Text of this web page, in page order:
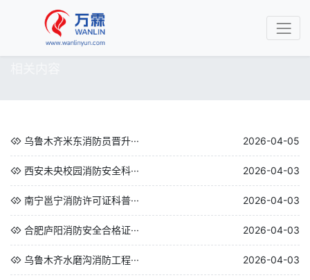
乌鲁木齐米东消防员晋升··· 2026-04-05
西安未央校园消防安全科··· 2026-04-03
南宁邕宁消防许可证科普··· 2026-04-03
合肥庐阳消防安全合格证··· 2026-04-03
乌鲁木齐水磨沟消防工程··· 2026-04-03